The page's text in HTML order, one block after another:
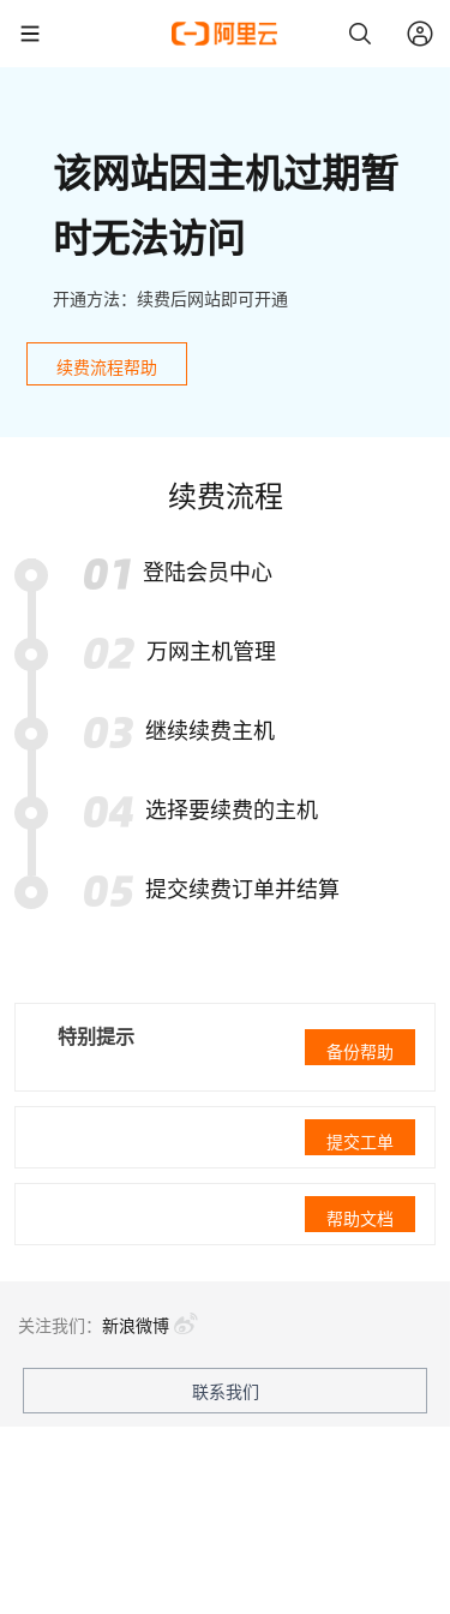
该网站因主机过期暂
时无法访问
开通方法：续费后网站即可开通
续费流程帮助
续费流程
登陆会员中心
万网主机管理
继续续费主机
选择要续费的主机
提交续费订单并结算
特别提示
备份帮助
提交工单
帮助文档